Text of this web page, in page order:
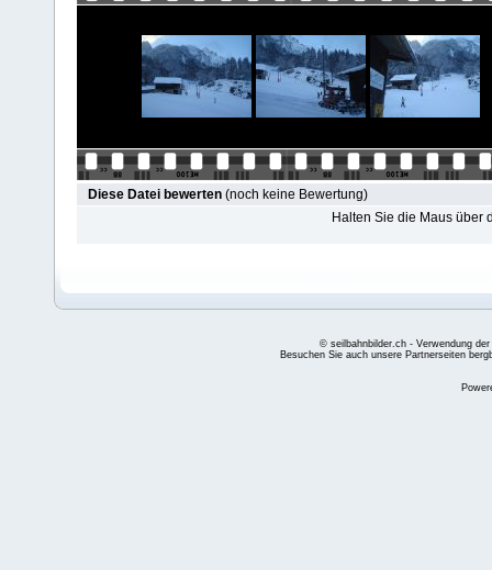
Diese Datei bewerten (noch keine Bewertung)
Halten Sie die Maus über
© seilbahnbilder.ch - Verwendung
Besuchen Sie auch unsere Partnerseiten